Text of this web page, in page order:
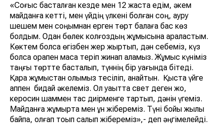
«Соғыс басталған кезде мен 12 жаста едім, әкем
майданға кетті, мен үйдің үлкені болған соң, ауру
шешем мен соңымнан ерген төрт балаға бас көз
болдым. Одан бөлек колғоздың жұмысына араластым.
Көктем болса өгізбен жер жыртып, дән себеміз, күз
болса орақпен масақ теріп жинап аламыз. Жұмыс күніміз
таңғы төртте басталып, түннің бір уағында бітеді.
Қара жұмыстан қолымыз тесіліп, қанайтын. Қыста үйге
қаппен бидай әкелеміз. Ол уақытта свет деген жоқ,
керосин шаммен тас диірменге тартып, дәнін үгеміз.
Майданға жұмыртқа мен ұн жібереміз. Түні бойы жылы
байпақ, қолғап тоқып салып жібереміз»,- деп әңгімелейді.